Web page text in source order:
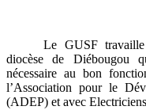
Le GUSF
diocèse de Diébougou
nécessaire au bon
l’Association pour le
(ADEP) et avec